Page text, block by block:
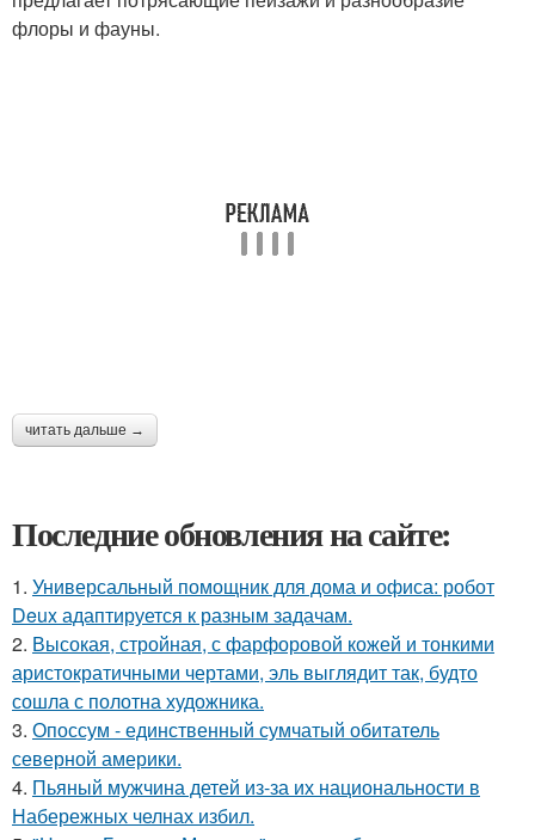
флоры и фауны.
читать дальше →
Последние обновления на сайте:
1. Универсальный помощник для дома и офиса: робот
Deux адаптируется к разным задачам.
2. Высокая, стройная, с фарфоровой кожей и тонкими
аристократичными чертами, эль выглядит так, будто
сошла с полотна художника.
3. Опоссум - единственный сумчатый обитатель
северной америки.
4. Пьяный мужчина детей из-за их национальности в
Набережных челнах избил.